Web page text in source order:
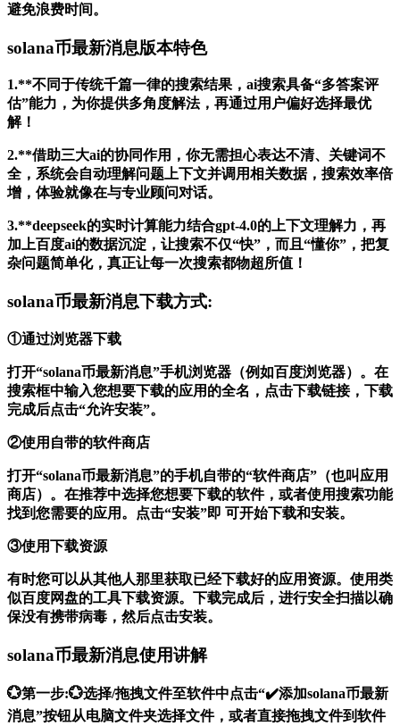
避免浪费时间。
solana币最新消息版本特色
1.**不同于传统千篇一律的搜索结果，ai搜索具备“多答案评
估”能力，为你提供多角度解法，再通过用户偏好选择最优
解！
2.**借助三大ai的协同作用，你无需担心表达不清、关键词不
全，系统会自动理解问题上下文并调用相关数据，搜索效率倍
增，体验就像在与专业顾问对话。
3.**deepseek的实时计算能力结合gpt-4.0的上下文理解力，再
加上百度ai的数据沉淀，让搜索不仅“快”，而且“懂你”，把复
杂问题简单化，真正让每一次搜索都物超所值！
solana币最新消息下载方式:
①通过浏览器下载
打开“solana币最新消息”手机浏览器（例如百度浏览器）。在
搜索框中输入您想要下载的应用的全名，点击下载链接，下载
完成后点击“允许安装”。
②使用自带的软件商店
打开“solana币最新消息”的手机自带的“软件商店”（也叫应用
商店）。在推荐中选择您想要下载的软件，或者使用搜索功能
找到您需要的应用。点击“安装”即 可开始下载和安装。
③使用下载资源
有时您可以从其他人那里获取已经下载好的应用资源。使用类
似百度网盘的工具下载资源。下载完成后，进行安全扫描以确
保没有携带病毒，然后点击安装。
solana币最新消息使用讲解
💮第一步:💮选择/拖拽文件至软件中点击“✔️添加solana币最新
消息”按钮从电脑文件夹选择文件，或者直接拖拽文件到软件